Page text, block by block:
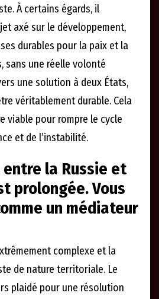
À certains égards, il
axé sur le développement,
durables pour la paix et la
sans une réelle volonté
une solution à deux États,
véritablement durable. Cela
viable pour rompre le cycle
et de l’instabilité.
entre la Russie et
prolongée. Vous
un médiateur
complexe et la
de nature territoriale. Le
plaidé pour une résolution